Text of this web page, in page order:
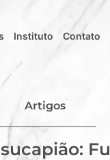
Instituto Contato
Artigos